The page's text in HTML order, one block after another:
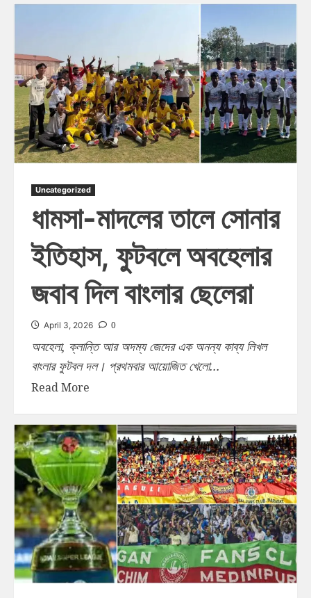
Uncategorized
ধামসা-মাদলের তালে সোনার
ইতিহাস, ফুটবলে অবহেলার
জবাব দিল বাংলার ছেলেরা
April 3, 2026 0
অবহেলা, ক্লান্তি আর অদম্য জেদের এক অনন্য কাব্য লিখল
বাংলার ফুটবল দল। প্রথমবার আয়োজিত খেলো...
Read More